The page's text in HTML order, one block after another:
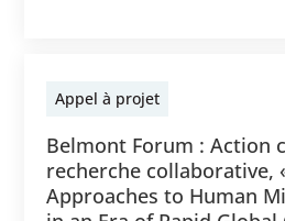
Appel à projet
Belmont Forum : Action
recherche collaborative,
Approaches to Human